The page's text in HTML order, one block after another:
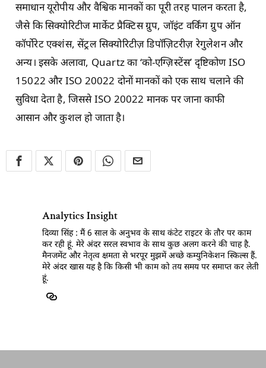
समाधान यूरोपीय और वैश्विक मानकों का पूरी तरह पालन करता है,
जैसे कि सिक्योरिटीज मार्केट प्रैक्टिस ग्रुप, जॉइंट वर्किंग ग्रुप ऑन
कॉर्पोरेट एक्शंस, सेंट्रल सिक्योरिटीज़ डिपॉज़िटरीज़ रेगुलेशन और
अन्य। इसके अलावा, Quartz का ‘को-एग्ज़िस्टेंस’ दृष्टिकोण ISO
15022 और ISO 20022 दोनों मानकों को एक साथ चलाने की
सुविधा देता है, जिससे ISO 20022 मानक पर जाना काफी
आसान और कुशल हो जाता है।
Analytics Insight
दिव्या सिंह : मैं 6 साल के अनुभव के साथ कंटेट राइटर के तौर पर काम
कर रही हूं. मेरे अंदर सरल स्वभाव के साथ कुछ अलग करने की चाह है.
मैनजमेंट और नेतृत्व क्षमता से भरपूर मुझमें अच्छे कम्युनिकेशन स्किल्स हैं.
मेरे अंदर खास यह है कि किसी भी काम को तय समय पर समाप्त कर लेती
हूं.